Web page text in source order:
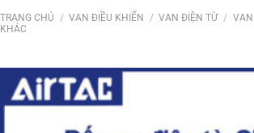
TRANG CHỦ / VAN ĐIỀU KHIỂN / VAN ĐIỆN TỪ / VAN
KHÁC